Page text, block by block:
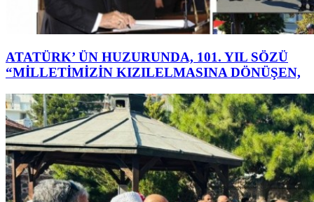
ATATÜRK’ ÜN HUZURUNDA, 101. YIL SÖZÜ
“MİLLETİMİZİN KIZILELMASINA DÖNÜŞEN,